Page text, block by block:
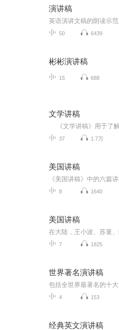
演讲稿
英语演讲文稿的朗读示范
50 6439
彬彬演讲稿
15 688
文学讲稿
37 1.7万
美国讲稿
8 1640
美国讲稿
7 1825
世界著名演讲稿
4 153
经典英文演讲稿